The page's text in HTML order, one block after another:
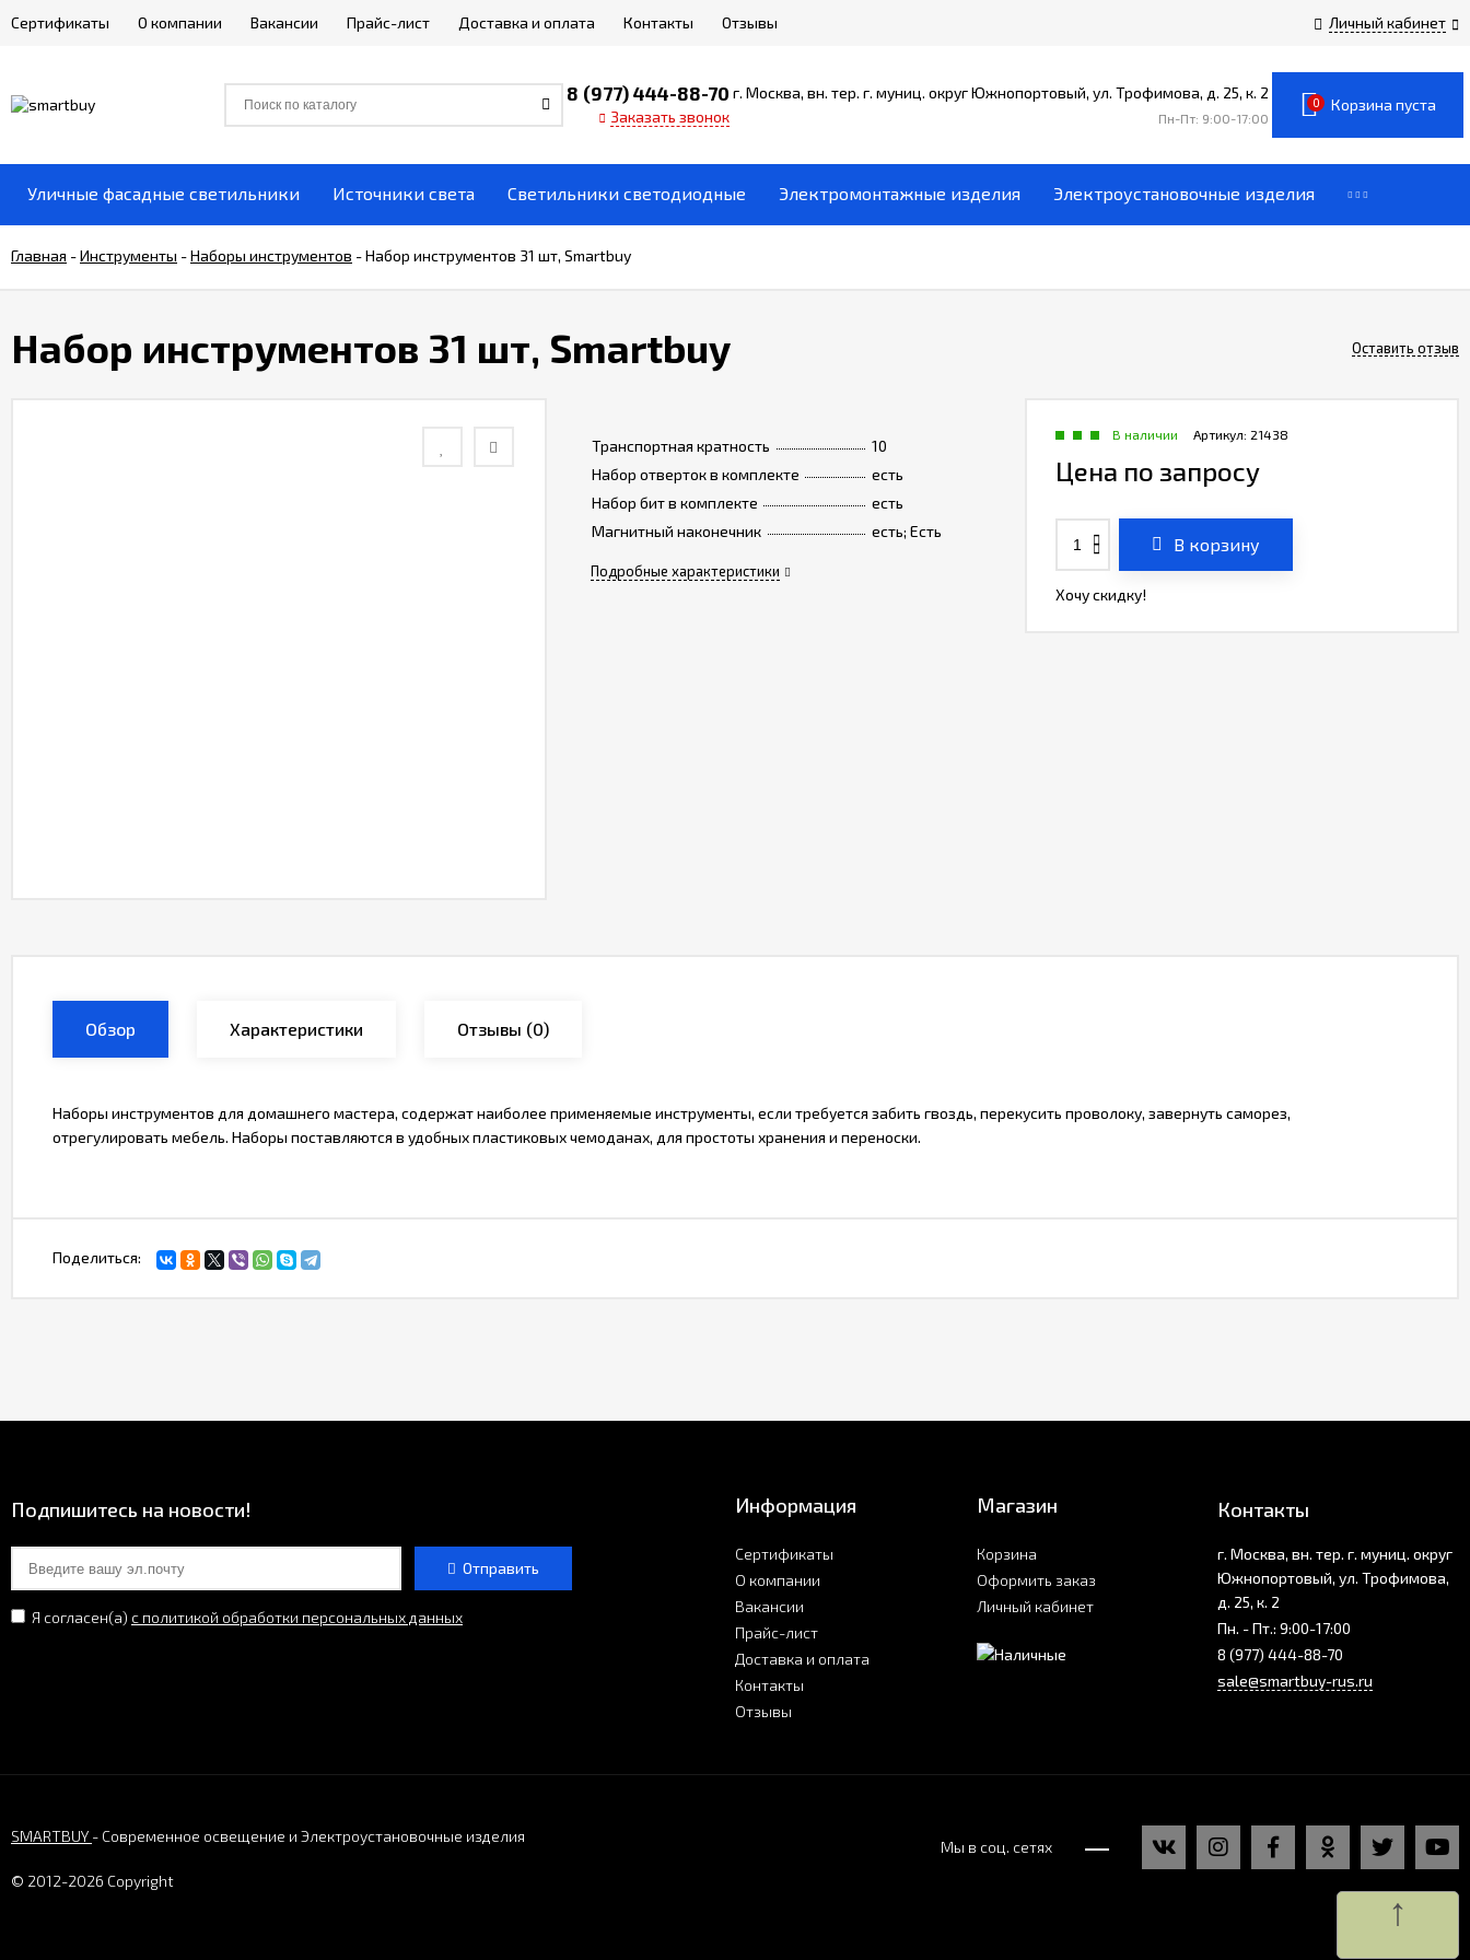
Личный кабинет
Сертификаты О компании Вакансии Прайс-лист Доставка и оплата Контакты Отзывы
8 (977) 444-88-70
Заказать звонок
г. Москва, вн. тер. г. муниц. округ Южнопортовый, ул. Трофимова, д. 25, к. 2
Пн-Пт: 9:00-17:00
0 Корзина пуста
Уличные фасадные светильники Источники света Светильники светодиодные Электромонтажные изделия Электроустановочные изделия
Главная -Инструменты -Наборы инструментов -Набор инструментов 31 шт, Smartbuy
Набор инструментов 31 шт, Smartbuy Оставить отзыв
Транспортная кратность
10
Набор отверток в комплекте
есть
Набор бит в комплекте
есть
Магнитный наконечник
есть; Есть
Подробные характеристики
Артикул: 21438
В наличии
Цена по запросу
В корзину
Хочу скидку!
Обзор Характеристики Отзывы (0)
Наборы инструментов для домашнего мастера, содержат наиболее применяемые инструменты, если требуется забить гвоздь, перекусить проволоку, завернуть саморез,
отрегулировать мебель. Наборы поставляются в удобных пластиковых чемоданах, для простоты хранения и переноски.
Поделиться:
Подпишитесь на новости!
Отправить
Я согласен(a) с политикой обработки персональных данных
Информация
Сертификаты
О компании
Вакансии
Прайс-лист
Доставка и оплата
Контакты
Отзывы
Магазин
Корзина
Оформить заказ
Личный кабинет
Контакты
г. Москва, вн. тер. г. муниц. округ
Южнопортовый, ул. Трофимова,
д. 25, к. 2
Пн. - Пт.: 9:00-17:00
8 (977) 444-88-70
sale@smartbuy-rus.ru
↑
Мы в соц. сетях
SMARTBUY - Современное освещение и Электроустановочные изделия
© 2012-2026 Copyright